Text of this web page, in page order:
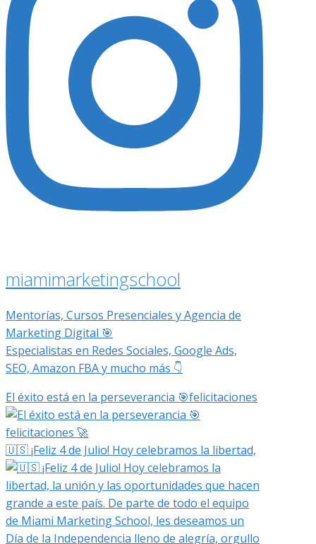
miamimarketingschool
Mentorías, Cursos Presenciales y Agencia de
Marketing Digital 🎯
Especialistas en Redes Sociales, Google Ads,
SEO, Amazon FBA y mucho más 👇
El éxito está en la perseverancia 🎯felicitaciones
🇺🇸 ¡Feliz 4 de Julio! Hoy celebramos la libertad,